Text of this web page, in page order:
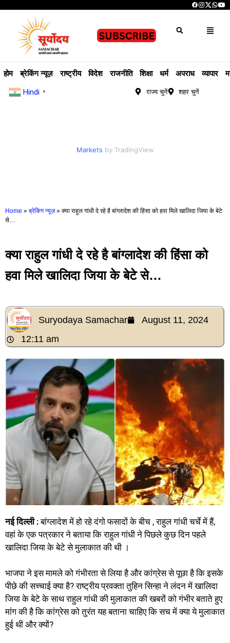
होम ब्रेकिंग न्यूज़ राष्ट्रीय विदेश राजनीति शिक्षा धर्म अपराध व्यापार
Hindi ▼ राज्य चुनें शहर चुनें
Markets by TradingView
Home » ब्रेकिंग न्यूज़ » क्या राहुल गांधी दे रहे है बांग्लादेश की हिंसा को हवा मिले खालिदा जिया के बेटे
से…
क्या राहुल गांधी दे रहे है बांग्लादेश की हिंसा को
हवा मिले खालिदा जिया के बेटे से…
Suryodaya Samachar
August 11, 2024
12:11 am
नई दिल्ली :बांग्लादेश में हो रहे दंगो फसादों के बीच , राहुल गांधी चर्चे में हैं,
वहां के एक पत्रकार ने बताया कि राहुल गांधी ने पिछले कुछ दिन पहले
खालिदा जिया के बेटे से मुलाकात की थी ।
भाजपा ने इस मामले को गंभीरता से लिया है और कांग्रेस से पूछा है कि इसके
पीछे की सच्चाई क्या है? राष्ट्रीय प्रवक्ता तुहिन सिन्हा ने लंदन में खालिदा
जिया के बेटे के साथ राहुल गांधी की मुलाकात की खबरों को गंभीर बताते हुए
मांग की है कि कांग्रेस को तुरंत यह बताना चाहिए कि सच में क्या ये मुलाकात
हुई थी और क्यों?